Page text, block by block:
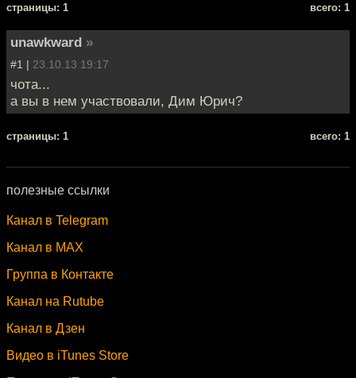
cтраницы: 1 всего: 1
unawkward »
#1 | 23.10.13 19:17
чота...
а вы в нем участвовали, Дим Юрич?
cтраницы: 1 всего: 1
полезные ссылки
Канал в Telegram
Канал в MAX
Группа в Контакте
Канал на Rutube
Канал в Дзен
Видео в iTunes Store